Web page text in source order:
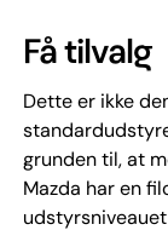
Få tilvalg
Dette er ikke
grunden til, at
Mazda har en